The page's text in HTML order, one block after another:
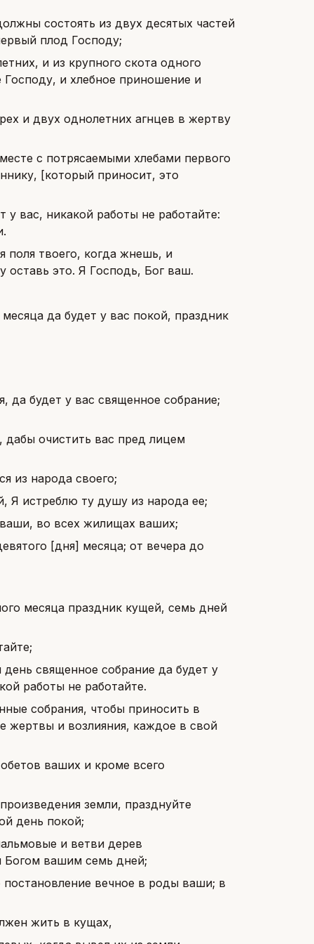
состоять из двух десятых частей
плод Господу;
и из крупного скота одного
и хлебное приношение и
и двух однолетних агнцев в жертву
с потрясаемыми хлебами первого
[который приносит, это
у вас, никакой работы не работайте:
поля твоего, когда жнешь, и
оставь это. Я Господь, Бог ваш.
да будет у вас покой, праздник
да будет у вас священное собрание;
дабы очистить вас пред лицем
из народа своего;
Я истреблю ту душу из народа ее;
во всех жилищах ваших;
[дня] месяца; от вечера до
месяца праздник кущей, семь дней
священное собрание да будет у
работы не работайте.
собрания, чтобы приносить в
жертвы и возлияния, каждое в свой
ваших и кроме всего
земли, празднуйте
день покой;
и ветви дерев
Богом вашим семь дней;
вечное в роды ваши; в
жить в кущах,